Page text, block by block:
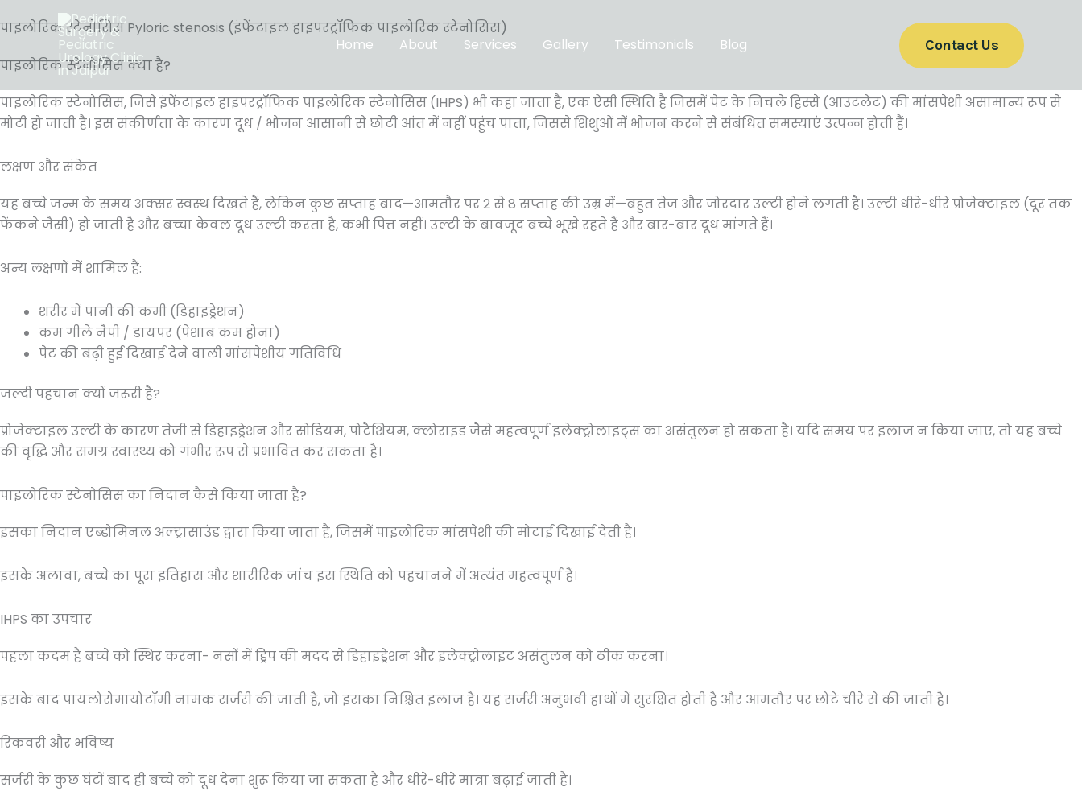
to
Home About Services Gallery Testimonials Blog Contact Us
पाइलोरिक स्टेनोसिस Pyloric stenosis (इंफेंटाइल हाइपरट्रॉफिक पाइलोरिक स्टेनोसिस)
पाइलोरिक स्टेनोसिस क्या है?
पाइलोरिक स्टेनोसिस, जिसे इंफेंटाइल हाइपरट्रॉफिक पाइलोरिक स्टेनोसिस (IHPS) भी कहा जाता है, एक ऐसी स्थिति है जिसमें पेट के निचले हिस्से (आउटलेट) की मांसपेशी असामान्य रूप से
मोटी हो जाती है। इस संकीर्णता के कारण दूध / भोजन आसानी से छोटी आंत में नहीं पहुंच पाता, जिससे शिशुओं में भोजन करने से संबंधित समस्याएं उत्पन्न होती हैं।
लक्षण और संकेत
यह बच्चे जन्म के समय अक्सर स्वस्थ दिखते हैं, लेकिन कुछ सप्ताह बाद—आमतौर पर 2 से 8 सप्ताह की उम्र में—बहुत तेज और जोरदार उल्टी होने लगती है। उल्टी धीरे-धीरे प्रोजेक्टाइल (दूर तक
फेंकने जैसी) हो जाती है और बच्चा केवल दूध उल्टी करता है, कभी पित्त नहीं। उल्टी के बावजूद बच्चे भूखे रहते हैं और बार-बार दूध मांगते हैं।
अन्य लक्षणों में शामिल हैं:
शरीर में पानी की कमी (डिहाइड्रेशन)
कम गीले नैपी / डायपर (पेशाब कम होना)
पेट की बढ़ी हुई दिखाई देने वाली मांसपेशीय गतिविधि
जल्दी पहचान क्यों जरूरी है?
प्रोजेक्टाइल उल्टी के कारण तेजी से डिहाइड्रेशन और सोडियम, पोटैशियम, क्लोराइड जैसे महत्वपूर्ण इलेक्ट्रोलाइट्स का असंतुलन हो सकता है। यदि समय पर इलाज न किया जाए, तो यह बच्चे
की वृद्धि और समग्र स्वास्थ्य को गंभीर रूप से प्रभावित कर सकता है।
पाइलोरिक स्टेनोसिस का निदान कैसे किया जाता है?
इसका निदान एब्डोमिनल अल्ट्रासाउंड द्वारा किया जाता है, जिसमें पाइलोरिक मांसपेशी की मोटाई दिखाई देती है।
इसके अलावा, बच्चे का पूरा इतिहास और शारीरिक जांच इस स्थिति को पहचानने में अत्यंत महत्वपूर्ण हैं।
IHPS का उपचार
पहला कदम है बच्चे को स्थिर करना- नसों में ड्रिप की मदद से डिहाइड्रेशन और इलेक्ट्रोलाइट असंतुलन को ठीक करना।
इसके बाद पायलोरोमायोटॉमी नामक सर्जरी की जाती है, जो इसका निश्चित इलाज है। यह सर्जरी अनुभवी हाथों में सुरक्षित होती है और आमतौर पर छोटे चीरे से की जाती है।
रिकवरी और भविष्य
सर्जरी के कुछ घंटों बाद ही बच्चे को दूध देना शुरू किया जा सकता है और धीरे-धीरे मात्रा बढ़ाई जाती है।